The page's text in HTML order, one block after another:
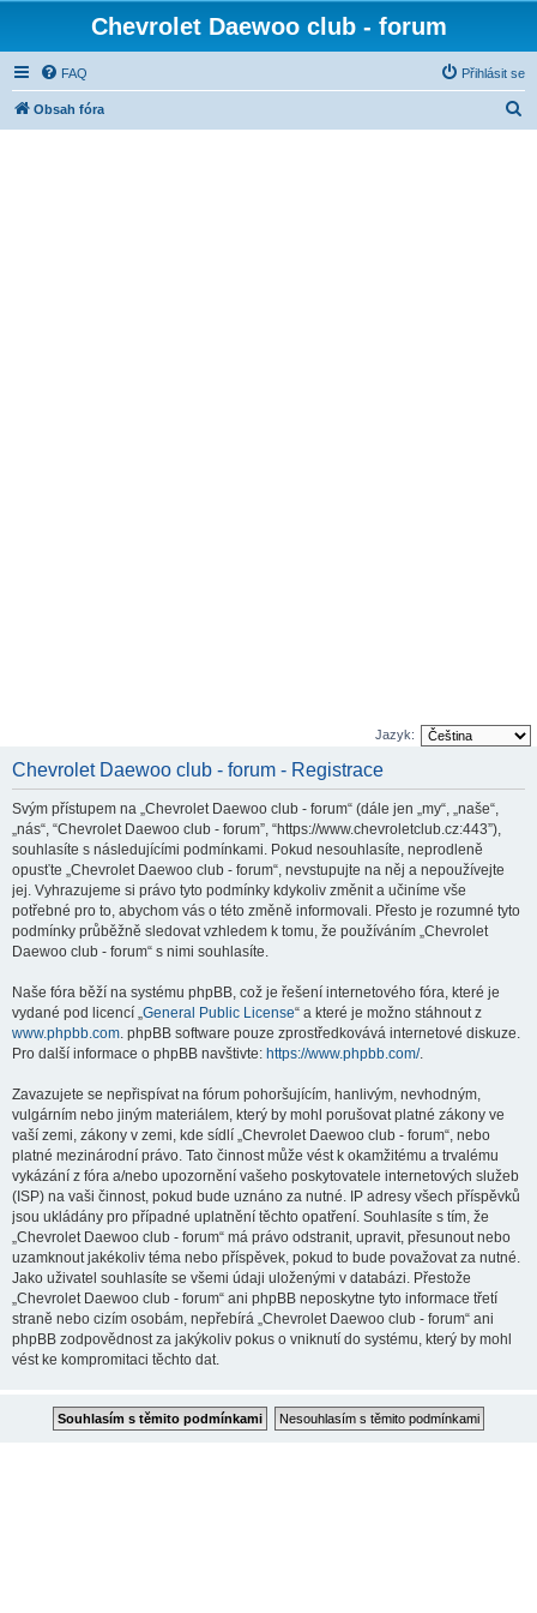
Chevrolet Daewoo club - forum
FAQ Přihlásit se
Obsah fóra
Jazyk:
Chevrolet Daewoo club - forum - Registrace
Svým přístupem na „Chevrolet Daewoo club - forum“ (dále jen „my“, „naše“,
„nás“, “Chevrolet Daewoo club - forum”, “https://www.chevroletclub.cz:443”),
souhlasíte s následujícími podmínkami. Pokud nesouhlasíte, neprodleně
opusťte „Chevrolet Daewoo club - forum“, nevstupujte na něj a nepoužívejte
jej. Vyhrazujeme si právo tyto podmínky kdykoliv změnit a učiníme vše
potřebné pro to, abychom vás o této změně informovali. Přesto je rozumné tyto
podmínky průběžně sledovat vzhledem k tomu, že používáním „Chevrolet
Daewoo club - forum“ s nimi souhlasíte.
Naše fóra běží na systému phpBB, což je řešení internetového fóra, které je
vydané pod licencí „General Public License“ a které je možno stáhnout z
www.phpbb.com. phpBB software pouze zprostředkovává internetové diskuze.
Pro další informace o phpBB navštivte: https://www.phpbb.com/.
Zavazujete se nepřispívat na fórum pohoršujícím, hanlivým, nevhodným,
vulgárním nebo jiným materiálem, který by mohl porušovat platné zákony ve
vaší zemi, zákony v zemi, kde sídlí „Chevrolet Daewoo club - forum“, nebo
platné mezinárodní právo. Tato činnost může vést k okamžitému a trvalému
vykázání z fóra a/nebo upozornění vašeho poskytovatele internetových služeb
(ISP) na vaši činnost, pokud bude uznáno za nutné. IP adresy všech příspěvků
jsou ukládány pro případné uplatnění těchto opatření. Souhlasíte s tím, že
„Chevrolet Daewoo club - forum“ má právo odstranit, upravit, přesunout nebo
uzamknout jakékoliv téma nebo příspěvek, pokud to bude považovat za nutné.
Jako uživatel souhlasíte se všemi údaji uloženými v databázi. Přestože
„Chevrolet Daewoo club - forum“ ani phpBB neposkytne tyto informace třetí
straně nebo cizím osobám, nepřebírá „Chevrolet Daewoo club - forum“ ani
phpBB zodpovědnost za jakýkoliv pokus o vniknutí do systému, který by mohl
vést ke kompromitaci těchto dat.